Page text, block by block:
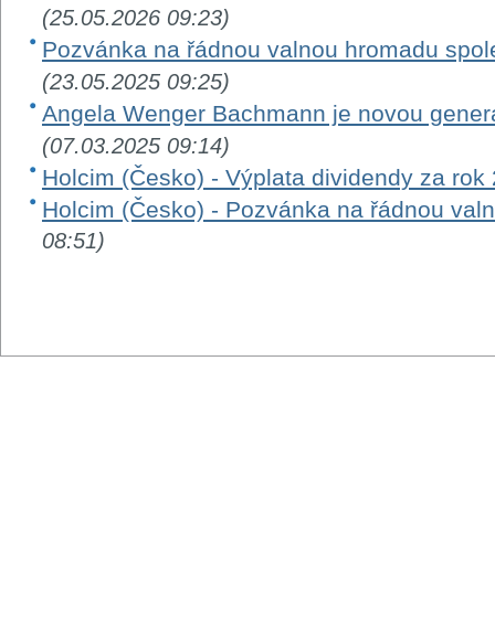
(25.05.2026 09:23)
Pozvánka na řádnou valnou hromadu
(23.05.2025 09:25)
Angela Wenger Bachmann je novou
(07.03.2025 09:14)
Holcim (Česko) - Výplata dividendy za rok
Holcim (Česko) - Pozvánka na řádnou
08:51)